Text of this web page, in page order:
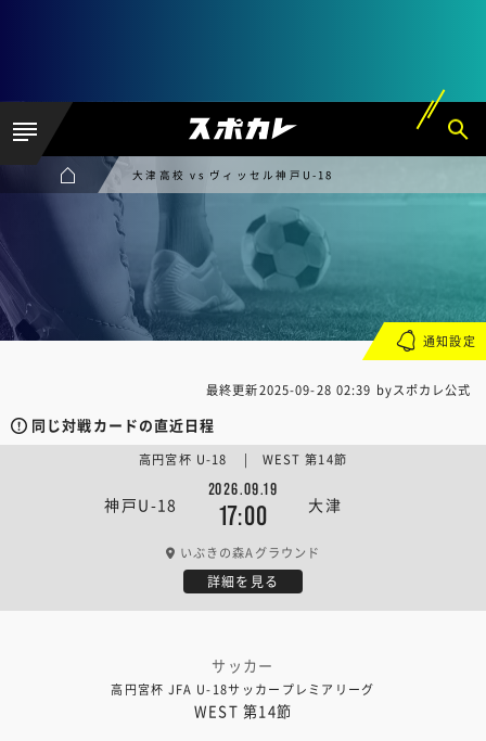
大津高校 vs ヴィッセル神戸U-18
最終更新2025-09-28 02:39 byスポカレ公式
同じ対戦カードの直近日程
神戸U-18
2026.09.19
17:00 大津
高円宮杯 U-18 | WEST 第14節
いぶきの森Aグラウンド
詳細を見る
サッカー
高円宮杯 JFA U-18サッカープレミアリーグ
WEST 第14節
通知設定